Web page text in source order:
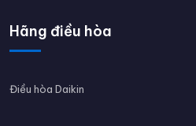
Hãng điều hòa
Điều hòa Daikin